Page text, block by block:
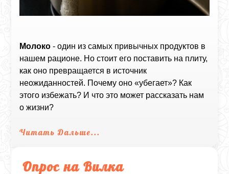
Молоко - один из самых привычных продуктов в
нашем рационе. Но стоит его поставить на плиту,
как оно превращается в источник
неожиданностей. Почему оно «убегает»? Как
этого избежать? И что это может рассказать нам
о жизни?
Читать Дальше...
Опрос на Вилка